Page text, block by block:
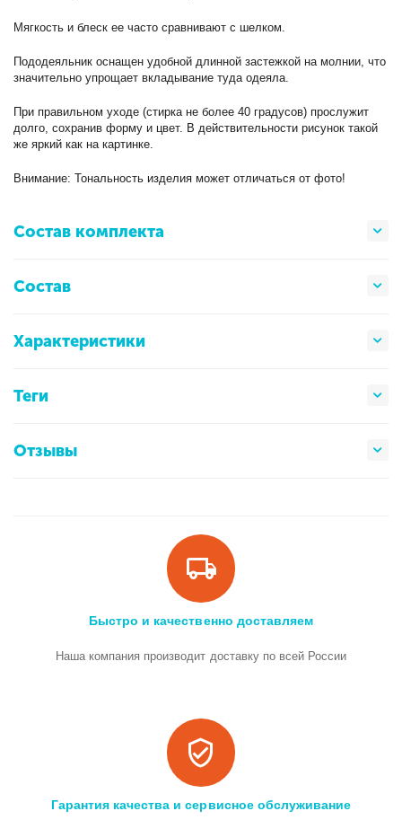
Мягкость и блеск ее часто сравнивают с шелком.
Пододеяльник оснащен удобной длинной застежкой на молнии, что
значительно упрощает вкладывание туда одеяла.
При правильном уходе (стирка не более 40 градусов) прослужит
долго, сохранив форму и цвет. В действительности рисунок такой
же яркий как на картинке.
Внимание: Тональность изделия может отличаться от фото!
Состав комплекта
Состав
Характеристики
Теги
Отзывы
Быстро и качественно доставляем
Наша компания производит доставку по всей России
Гарантия качества и сервисное обслуживание